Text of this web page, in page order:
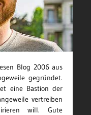
Blog 2006 aus
gegründet.
eine Bastion der
vertreiben
will. Gute